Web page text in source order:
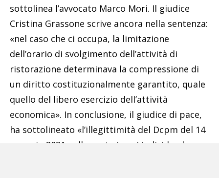
sottolinea l’avvocato Marco Mori. Il giudice
Cristina Grassone scrive ancora nella sentenza:
«nel caso che ci occupa, la limitazione
dell’orario di svolgimento dell’attività di
ristorazione determinava la compressione di
un diritto costituzionalmente garantito, quale
quello del libero esercizio dell’attività
economica». In conclusione, il giudice di pace,
ha sottolineato «l’illegittimità del Dcpm del 14
gennaio 2021 nella parte in cui individua la